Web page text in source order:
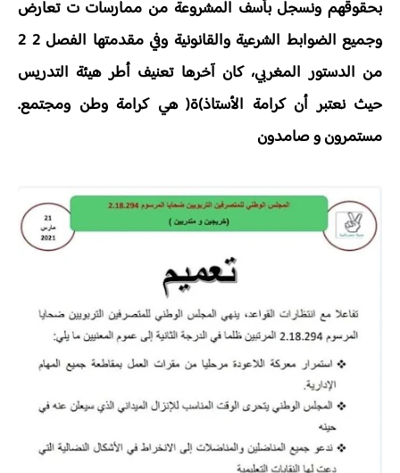
بحقوقهم ونسجل بأسف المشروعة من ممارسات ت تعارض
وجميع الضوابط الشرعية والقانونية وفي مقدمتها الفصل 2 2
من الدستور المغربي، كان آخرها تعنيف أطر هيئة التدريس
حيث نعتبر أن كرامة الأستاذ)ة( هي كرامة وطن ومجتمع.
مستمرون و صامدون